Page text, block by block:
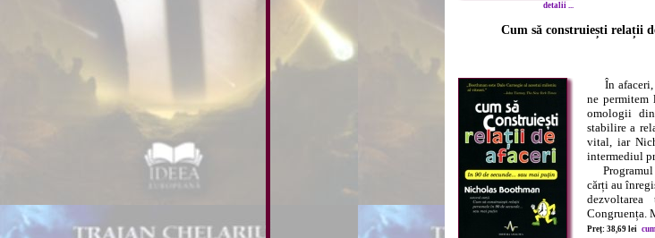
detalii ...
Cum să construiești relații
În afaceri,
ne
omologii
stabilire a
vital, iar
intermediul
Programul
cărți au
Congruența.
Preț: 38,69 lei